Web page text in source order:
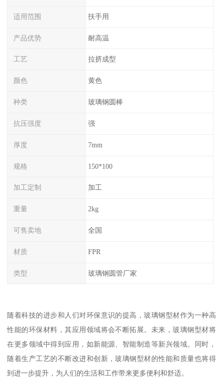
适用范围 扶手用
产品优势 耐高温
工艺 拉挤成型
颜色 黄色
种类 玻璃钢圆棒
抗压强度 强
厚度 7mm
规格 150*100
加工定制 加工
重量 2kg
可售卖地 全国
材质 FPR
类型 玻璃钢圆管厂家
随着科技的进步和人们对环保意识的提高，玻璃钢型材作为一种高
性能的环保材料，其应用领域将会不断拓展。未来，玻璃钢型材将
在更多领域中得到应用，如新能源、智能制造等新兴领域。同时，
随着生产工艺的不断改进和创新，玻璃钢型材的性能和质量也将得
到进一步提升，为人们的生活和工作带来更多便利和舒适。